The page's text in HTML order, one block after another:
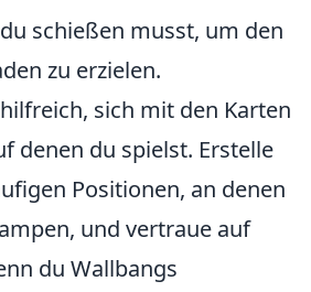
schießen musst, um den
zu erzielen.
sich mit den Karten
denen du spielst. Erstelle
Positionen, an denen
und vertraue auf
du Wallbangs